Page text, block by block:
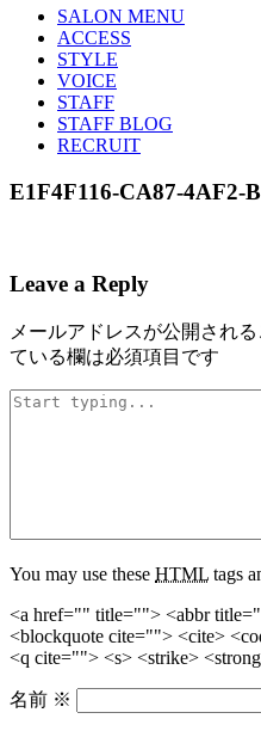
SALON MENU
ACCESS
STYLE
VOICE
STAFF
STAFF BLOG
RECRUIT
E1F4F116-CA87-4AF2-
Leave a Reply
メールアドレスが公開される
ている欄は必須項目です
You may use these HTML tags
<a href="" title=""> <abbr
<blockquote cite=""> <cite>
<q cite=""> <s> <strike>
名前 ※